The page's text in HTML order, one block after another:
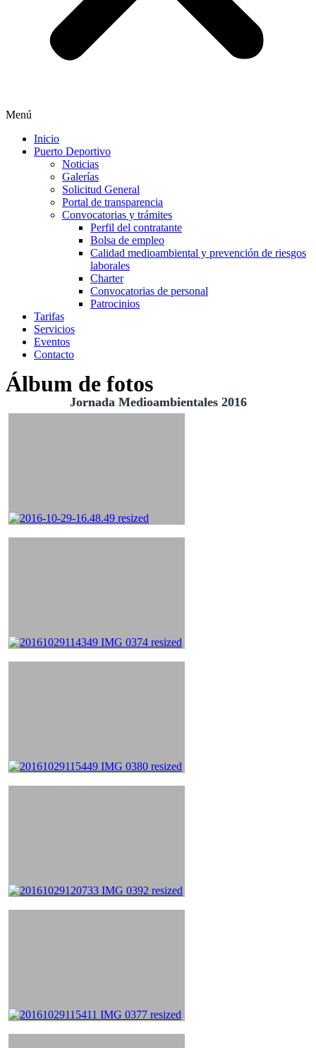
Menú
Inicio
Puerto Deportivo
Noticias
Galerías
Solicitud General
Portal de transparencia
Convocatorias y trámites
Perfil del contratante
Bolsa de empleo
Calidad medioambiental y prevención de riesgos
laborales
Charter
Convocatorias de personal
Patrocinios
Tarifas
Servicios
Eventos
Contacto
Álbum de fotos
Jornada Medioambientales 2016